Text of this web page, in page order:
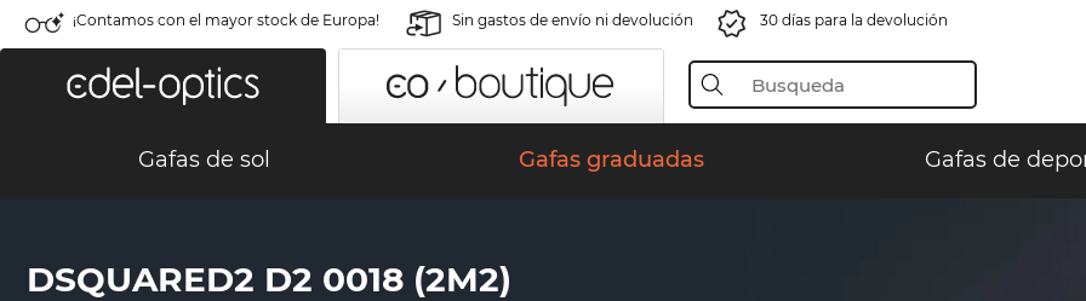
¡Contamos con el mayor stock de Europa! Sin gastos de envío ni devolución 30 días para la devolución
Gafas de sol Gafas graduadas Gafas de
DSQUARED2 D2 0018 (2M2)